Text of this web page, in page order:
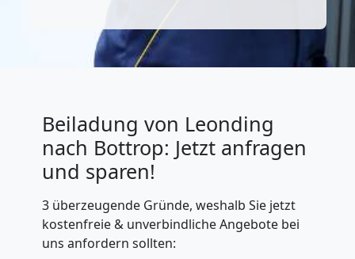
Beiladung von Leonding
nach Bottrop: Jetzt anfragen
und sparen!
3 überzeugende Gründe, weshalb Sie jetzt
kostenfreie & unverbindliche Angebote bei
uns anfordern sollten: